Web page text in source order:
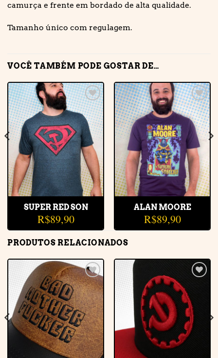
camurça e frente em bordado de alta qualidade.
Tamanho único com regulagem.
VOCÊ TAMBÉM PODE GOSTAR DE…
Adicionar
à lista de
desejos
SUPER RED SON
R$89,90
Adicionar
à lista de
desejos
ALAN MOORE
R$89,90
PRODUTOS RELACIONADOS
Adicionar
à lista de
desejos
Adicionar
à lista de
desejos